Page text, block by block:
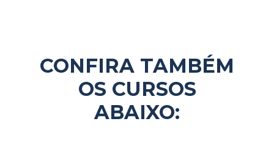
CONFIRA TAMBÉM
OS CURSOS
ABAIXO: